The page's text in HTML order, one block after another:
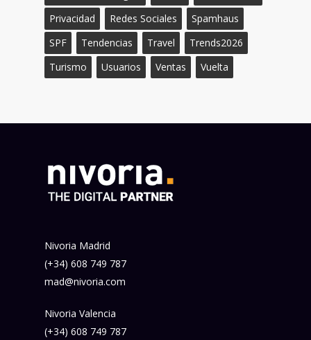
Privacidad
Redes Sociales
Spamhaus
SPF
Tendencias Travel
Trends2026
Turismo
Usuarios Ventas Vuelta
Nivoria Madrid
(+34) 608 749 787
mad@nivoria.com
Nivoria Valencia
(+34) 608 749 787